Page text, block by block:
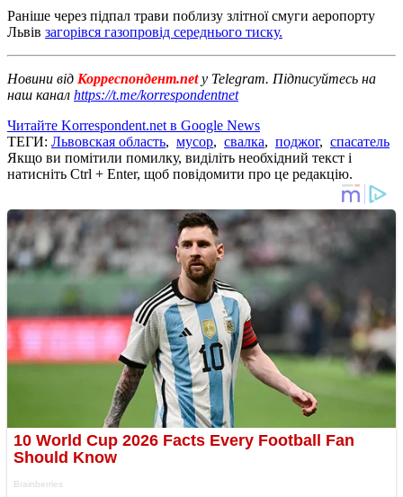
Раніше через підпал трави поблизу злітної смуги аеропорту
Львів загорівся газопровід середнього тиску.
Новини від Корреспондент.net у Telegram. Підписуйтесь на
наш канал https://t.me/korrespondentnet
Читайте Korrespondent.net в Google News
ТЕГИ: Львовская область, мусор, свалка, поджог, спасатель
Якщо ви помітили помилку, виділіть необхідний текст і
натисніть Ctrl + Enter, щоб повідомити про це редакцію.